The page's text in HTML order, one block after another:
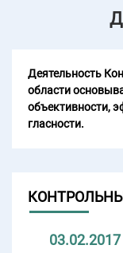
Деятельность
области
объективности,
гласности.
03.02.2017